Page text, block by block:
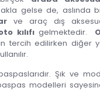
gelse de,
ve araç dış
kılıfıgelmektedir.
tercih edilirken diğer
Şık ve
modelleri